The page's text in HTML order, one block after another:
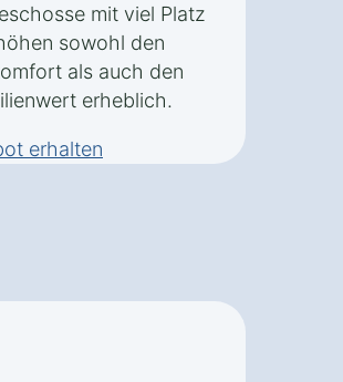
mit viel Platz
sowohl den
als auch den
erheblich.
erhalten